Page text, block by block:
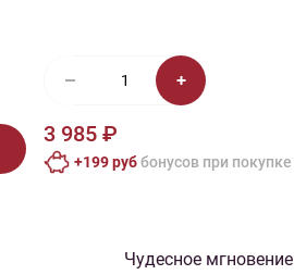
Платье Плед
3 985 ₽
+199 руббонусов при покупке
Чудесное мгновение